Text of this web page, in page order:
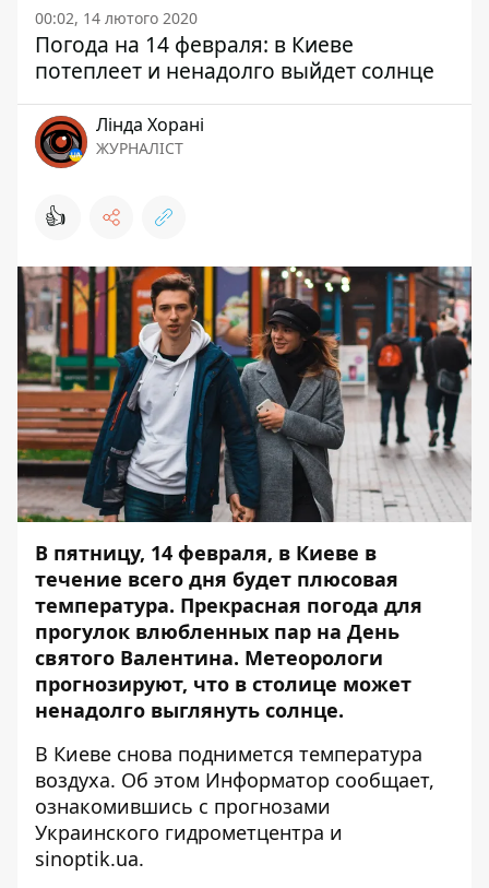
00:02, 14 лютого 2020
Погода на 14 февраля: в Киеве
потеплеет и ненадолго выйдет солнце
Лінда Хорані
ЖУРНАЛІСТ
👍
В пятницу, 14 февраля, в Киеве в
течение всего дня будет плюсовая
температура. Прекрасная погода для
прогулок влюбленных пар на День
святого Валентина. Метеорологи
прогнозируют, что в столице может
ненадолго выглянуть солнце.
В Киеве снова поднимется температура
воздуха. Об этом Информатор сообщает,
ознакомившись с прогнозами
Украинского гидрометцентра и
sinoptik.ua.